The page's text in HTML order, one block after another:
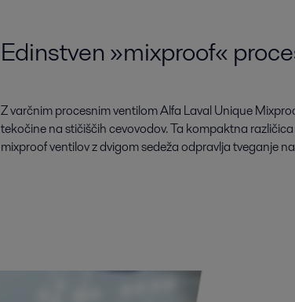
Edinstven »mixproof«
Z varčnim procesnim ventilom Alfa Laval Unique
tekočine na stičiščih cevovodov. Ta kompaktna
mixproof ventilov z dvigom sedeža odpravlja tveganje